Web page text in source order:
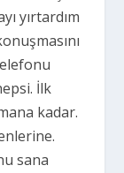
yırtardım
İlk
kadar.
sana